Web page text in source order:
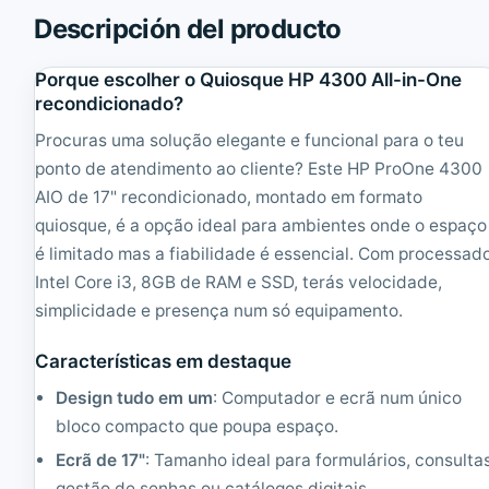
n
t
e
M
2
e
+
1
5
"
T
á
c
|
c
B
l
n
c
1
3
.
3
'
I
O
R
e
Descripción del producto
Porque escolher o Quiosque HP 4300 All-in-One
recondicionado?
Procuras uma solução elegante e funcional para o teu
ponto de atendimento ao cliente? Este HP ProOne 4300
AIO de 17" recondicionado, montado em formato
quiosque, é a opção ideal para ambientes onde o espaço
é limitado mas a fiabilidade é essencial. Com
Intel Core i3, 8GB de RAM e SSD, terás velocidade,
simplicidade e presença num só equipamento.
Características em destaque
Design tudo em um: Computador e ecrã num único
bloco compacto que poupa espaço.
Ecrã de 17": Tamanho ideal para formulários,